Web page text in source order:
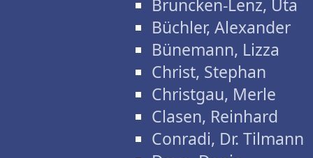
Bruncken-Lenz, Uta
Büchler, Alexander
Bünemann, Lizza
Christ, Stephan
Christgau, Merle
Clasen, Reinhard
Conradi, Dr. Tilmann